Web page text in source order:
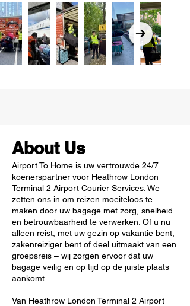
About Us
Airport To Home is uw vertrouwde 24/7
koerierspartner voor Heathrow London
Terminal 2 Airport Courier Services. We
zetten ons in om reizen moeiteloos te
maken door uw bagage met zorg, snelheid
en betrouwbaarheid te verwerken. Of u nu
alleen reist, met uw gezin op vakantie bent,
zakenreiziger bent of deel uitmaakt van een
groepsreis – wij zorgen ervoor dat uw
bagage veilig en op tijd op de juiste plaats
aankomt.
Van Heathrow London Terminal 2 Airport